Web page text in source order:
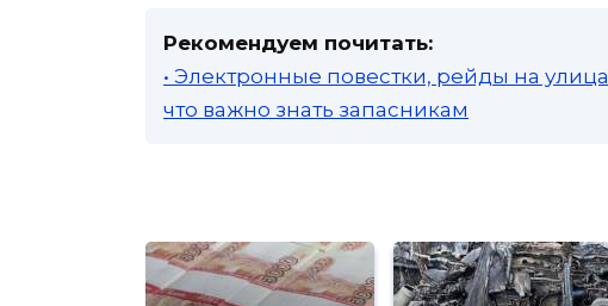
Рекомендуем почитать:
• Электронные повестки, рейды на
что важно знать запасникам